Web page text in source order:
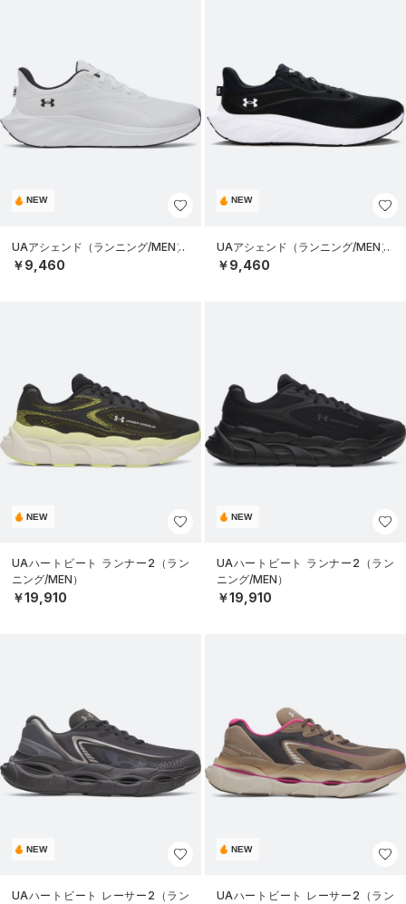
NEW
UAアシェンド（ランニング/MEN）
￥9,460
NEW
UAアシェンド（ランニング/MEN）
￥9,460
NEW
UAハートビート ランナー2（ラン
ニング/MEN）
￥19,910
NEW
UAハートビート ランナー2（ラン
ニング/MEN）
￥19,910
NEW
UAハートビート レーサー2（ラン
NEW
UAハートビート レーサー2（ラン